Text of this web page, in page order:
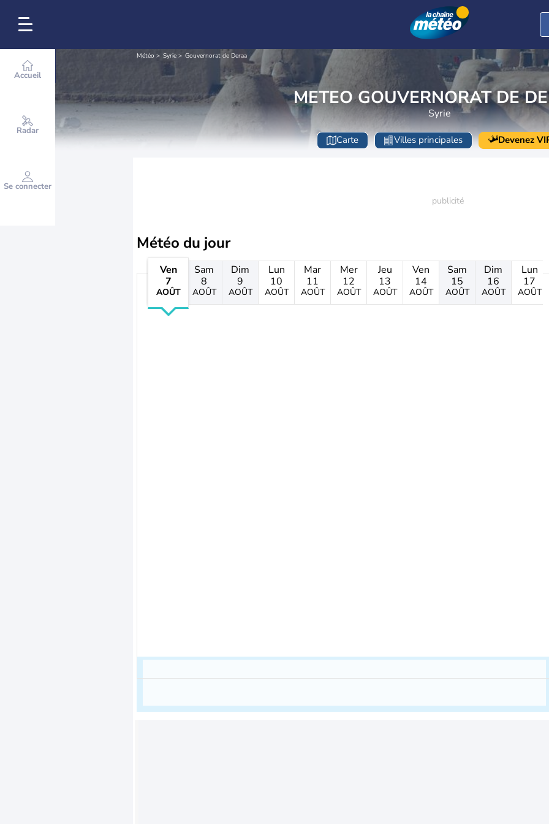
Accueil
Radar
Se connecter
Météo Syrie Gouvernorat de Deraa
METEO GOUVERNORAT DE
Syrie
Carte Villes principales Devenez
Météo du jour
Ven
7
AOÛT
Sam
8
AOÛT
Dim
9
AOÛT
Lun
10
AOÛT
Mar
11
AOÛT
Mer
12
AOÛT
Jeu
13
AOÛT
Ven
14
AOÛT
Sam
15
AOÛT
Dim
16
AOÛT
Lun
17
AOÛT